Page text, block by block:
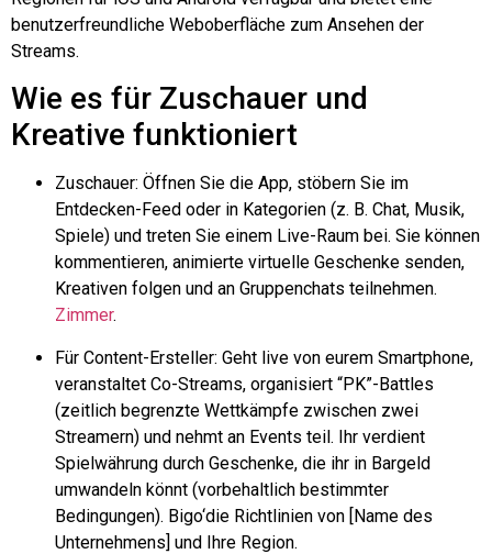
benutzerfreundliche Weboberfläche zum Ansehen der
Streams.
Wie es für Zuschauer und
Kreative funktioniert
Zuschauer: Öffnen Sie die App, stöbern Sie im
Entdecken-Feed oder in Kategorien (z. B. Chat, Musik,
Spiele) und treten Sie einem Live-Raum bei. Sie können
kommentieren, animierte virtuelle Geschenke senden,
Kreativen folgen und an Gruppenchats teilnehmen.
Zimmer.
Für Content-Ersteller: Geht live von eurem Smartphone,
veranstaltet Co-Streams, organisiert “PK”-Battles
(zeitlich begrenzte Wettkämpfe zwischen zwei
Streamern) und nehmt an Events teil. Ihr verdient
Spielwährung durch Geschenke, die ihr in Bargeld
umwandeln könnt (vorbehaltlich bestimmter
Bedingungen). Bigo‘die Richtlinien von [Name des
Unternehmens] und Ihre Region.